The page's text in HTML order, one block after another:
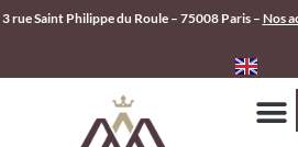
3 rue Saint Philippe du Roule – 75008 Paris – Nos